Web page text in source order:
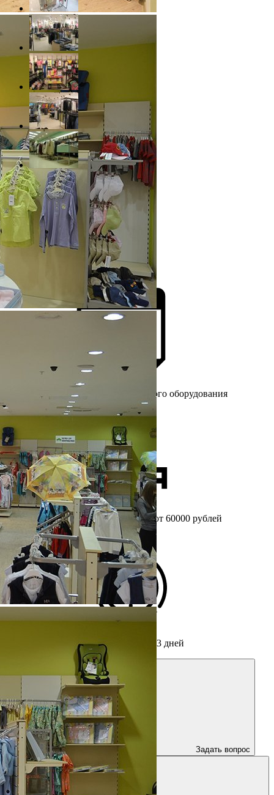
Более 25 лет на рынке торгового оборудования
Бесплатныйзамер при заказе от 60000 рублей
Срок изготовления мебели от 3 дней
Задать вопрос